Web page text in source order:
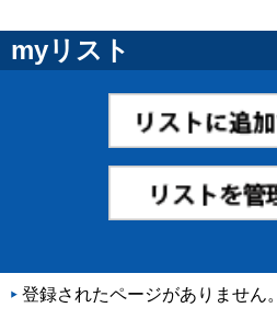
myリスト
登録されたページがありません。